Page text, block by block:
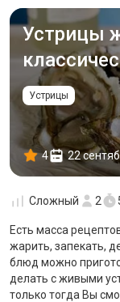
Устрицы
Устрицы
4 22
Сложный 2
Есть масса
жарить, запекать,
блюд можно
делать с живыми
только тогда Вы